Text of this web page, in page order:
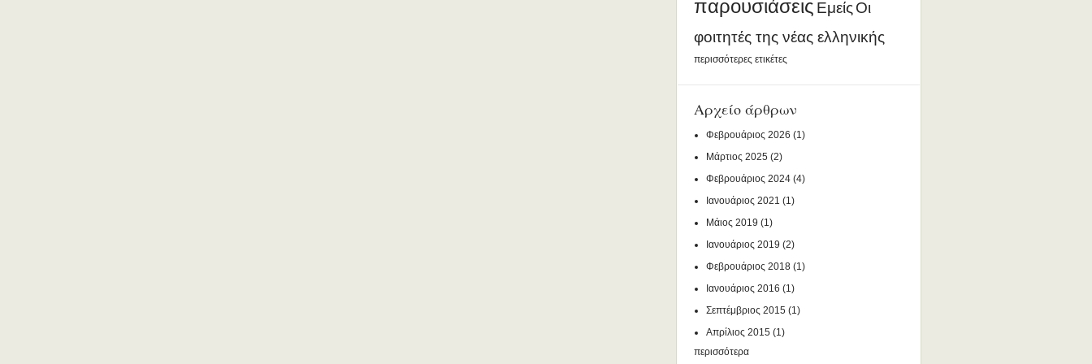
παρουσιάσεις Εμείς Οι
φοιτητές της νέας ελληνικής
περισσότερες ετικέτες
Αρχείο άρθρων
Φεβρουάριος 2026 (1)
Μάρτιος 2025 (2)
Φεβρουάριος 2024 (4)
Ιανουάριος 2021 (1)
Μάιος 2019 (1)
Ιανουάριος 2019 (2)
Φεβρουάριος 2018 (1)
Ιανουάριος 2016 (1)
Σεπτέμβριος 2015 (1)
Απρίλιος 2015 (1)
περισσότερα